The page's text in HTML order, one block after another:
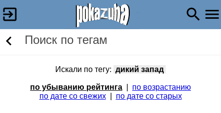
Поиск по тегам
Искали по тегу: дикий запад
по убыванию рейтинга
по возрастанию
по дате со свежих| по дате со старых